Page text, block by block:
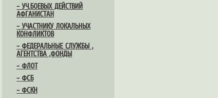
– УЧ.БОЕВЫХ ДЕЙСТВИЙ
АФГАНИСТАН
– УЧАСТНИКУ ЛОКАЛЬНЫХ
КОНФЛИКТОВ
– ФЕДЕРАЛЬНЫЕ СЛУЖБЫ ,
АГЕНТСТВА ,ФОНДЫ
– ФЛОТ
– ФСБ
– ФСКН